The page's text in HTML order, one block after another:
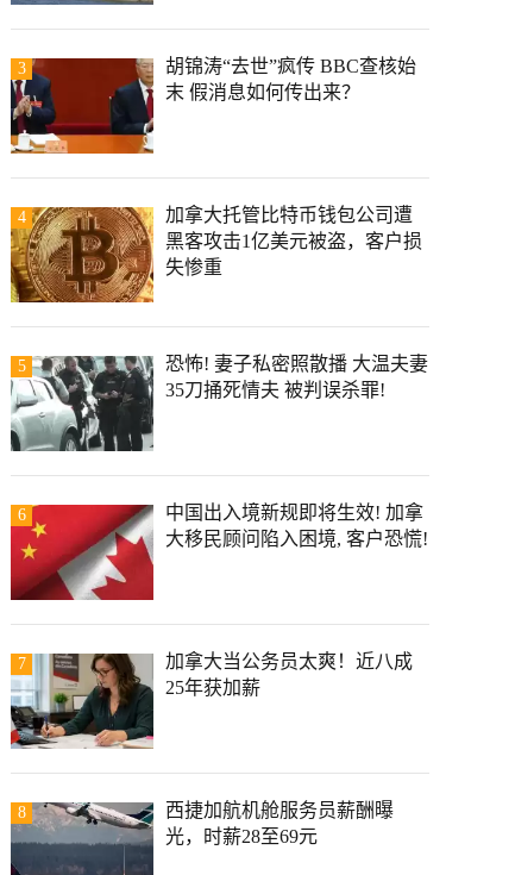
3
胡锦涛“去世”疯传 BBC查核始
末 假消息如何传出来？
4
加拿大托管比特币钱包公司遭
黑客攻击1亿美元被盗，客户损
失惨重
5
恐怖! 妻子私密照散播 大温夫妻
35刀捅死情夫 被判误杀罪!
6
中国出入境新规即将生效! 加拿
大移民顾问陷入困境, 客户恐慌!
7
加拿大当公务员太爽！近八成
25年获加薪
8
西捷加航机舱服务员薪酬曝
光，时薪28至69元